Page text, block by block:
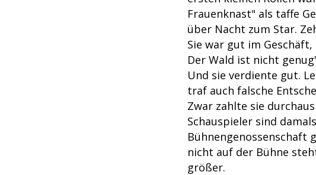
Frauenknast" als taffe
über Nacht zum Star.
Sie war gut im
Der Wald ist nicht
Und sie verdiente gut.
traf auch falsche
Zwar zahlte sie
Schauspieler sind
Bühnengenossenschaft
nicht auf der Bühne
größer.